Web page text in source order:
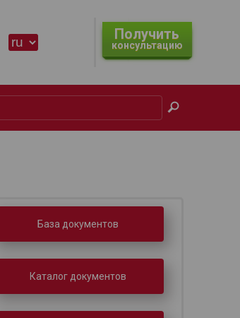
Получить
консультацию
База документов
Каталог документов